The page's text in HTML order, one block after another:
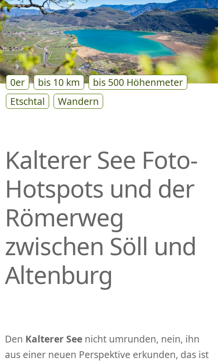
I
N
G
E
N
0er bis 10 km
bis 500 Höhenmeter
Etschtal
Wandern
Kalterer See Foto-
Hotspots und der
Römerweg
zwischen Söll und
Altenburg
Den Kalterer See nicht umrunden, nein, ihn
aus einer neuen Perspektive erkunden, das ist